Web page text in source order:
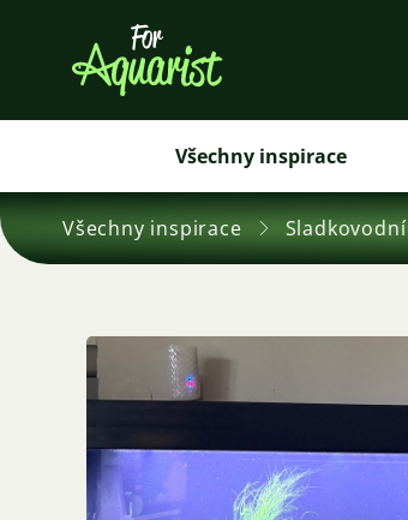
Všechny inspirace
Všechny inspirace Sladkovodní